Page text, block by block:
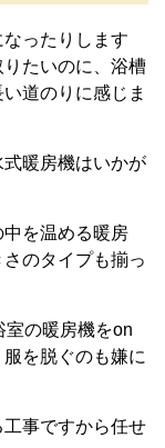
ったりします
たいのに、浴槽
道のりに感じま
暖房機はいかが
を温める暖房
のタイプも揃っ
室の暖房機をon
を脱ぐのも嫌に
事ですから任せ